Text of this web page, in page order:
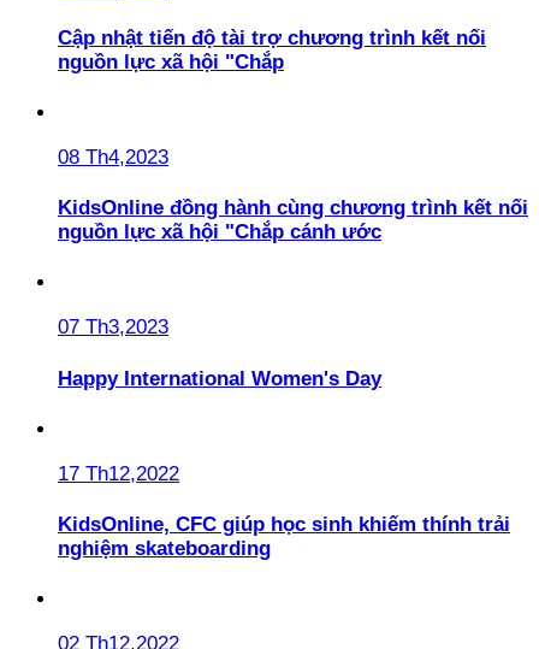
Cập nhật tiến độ tài trợ chương trình kết nối
nguồn lực xã hội "Chắp
08 Th4,2023
KidsOnline đồng hành cùng chương trình kết nối
nguồn lực xã hội "Chắp cánh ước
07 Th3,2023
Happy International Women's Day
17 Th12,2022
KidsOnline, CFC giúp học sinh khiếm thính trải
nghiệm skateboarding
02 Th12,2022